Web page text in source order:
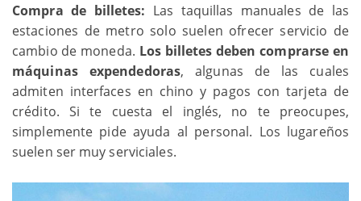
Compra de billetes: Las taquillas manuales de las
estaciones de metro solo suelen ofrecer servicio de
cambio de moneda. Los billetes deben comprarse en
máquinas expendedoras, algunas de las cuales
admiten interfaces en chino y pagos con tarjeta de
crédito. Si te cuesta el inglés, no te preocupes,
simplemente pide ayuda al personal. Los lugareños
suelen ser muy serviciales.